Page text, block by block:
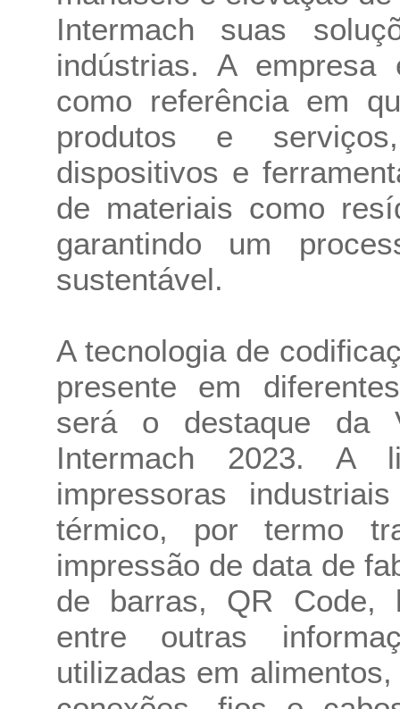
Intermach suas
indústrias. A empresa
como referência em
produtos e
dispositivos e
de materiais como
garantindo um
sustentável.
A tecnologia de
presente em
será o destaque da
Intermach 2023. A
impressoras
térmico, por termo
impressão de data de
de barras, QR Code,
entre outras
utilizadas em